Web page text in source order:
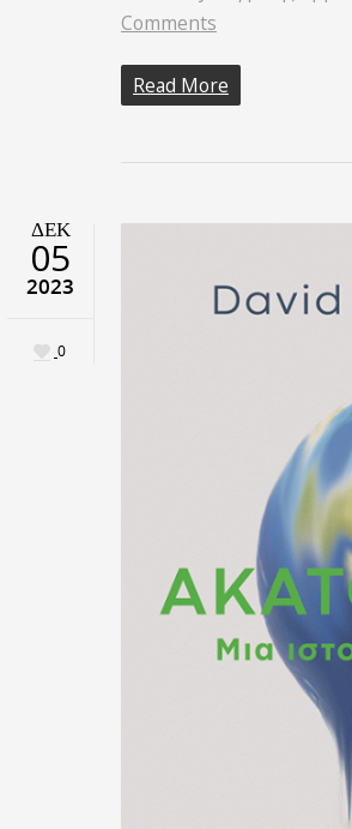
Comments
Read More
ΔΕΚ
05
2023
0